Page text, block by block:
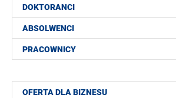
DOKTORANCI
ABSOLWENCI
PRACOWNICY
OFERTA DLA BIZNESU